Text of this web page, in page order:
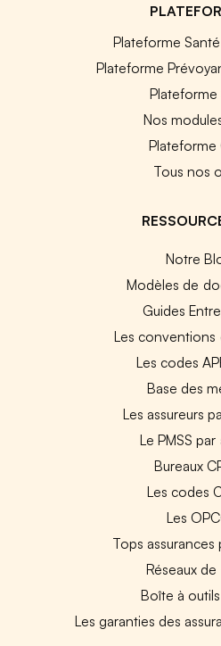
Plateforme
Plateforme
Plateforme
Nos
Plateforme
Tous nos
Notre
Modèles de
Guides
Les conventions
Les codes
Base des
Les assureurs
Le PMSS
Bureaux
Les codes
Les
Tops assurances
Réseaux
Boîte à
Les garanties des